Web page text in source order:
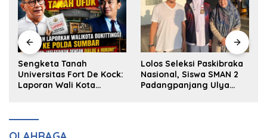
Sengketa Tanah
Universitas Fort De Kock:
Laporan Wali Kota
Lolos Seleksi Paskibraka
Nasional, Siswa SMAN 2
Padangpanjang Ulya